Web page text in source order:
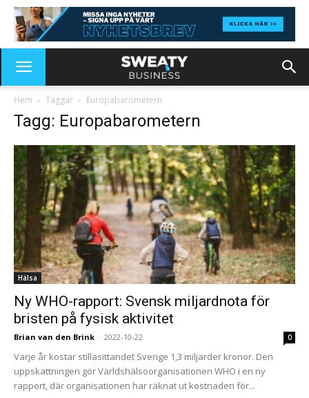
Hem Taggar Europabarometern
Tagg: Europabarometern
Hälsa
Ny WHO-rapport: Svensk miljardnota för
bristen på fysisk aktivitet
Brian van den Brink - 2022-10-22 0
Varje år kostar stillasittandet Sverige 1,3 miljarder kronor. Den
uppskattningen gör Världshälsoorganisationen WHO i en ny
rapport, där organisationen har räknat ut kostnaden för...